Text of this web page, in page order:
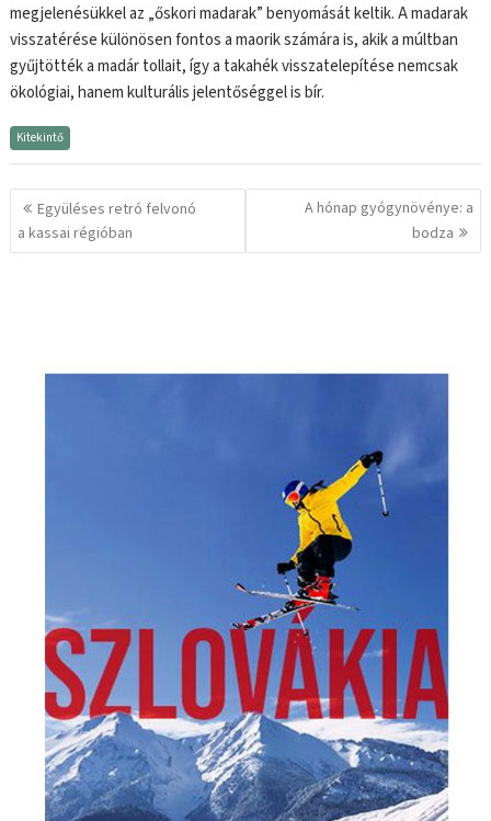
megjelenésükkel az „őskori madarak” benyomását keltik. A madarak
visszatérése különösen fontos a maorik számára is, akik a múltban
gyűjtötték a madár tollait, így a takahék visszatelepítése nemcsak
ökológiai, hanem kulturális jelentőséggel is bír.
Kitekintő
Bejegyzés
navigáció
Együléses retró felvonó
a kassai régióban
A hónap gyógynövénye: a
bodza